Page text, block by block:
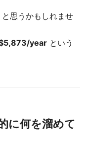
思うかもしれませ
year という
に何を溜めて